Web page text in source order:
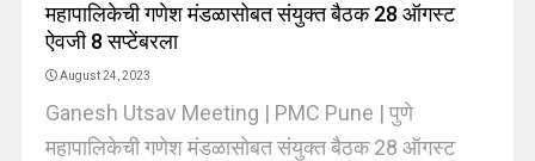
महापालिकेची गणेश मंडळासोबत संयुक्त बैठक 28 ऑगस्ट
ऐवजी 8 सप्टेंबरला
August 24, 2023
Ganesh Utsav Meeting | PMC Pune | पुणे
महापालिकेची गणेश मंडळासोबत संयुक्त बैठक 28 ऑगस्ट